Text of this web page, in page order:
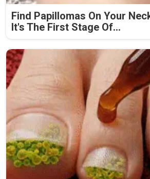
Find Papillomas On Your
It's The First Stage Of...